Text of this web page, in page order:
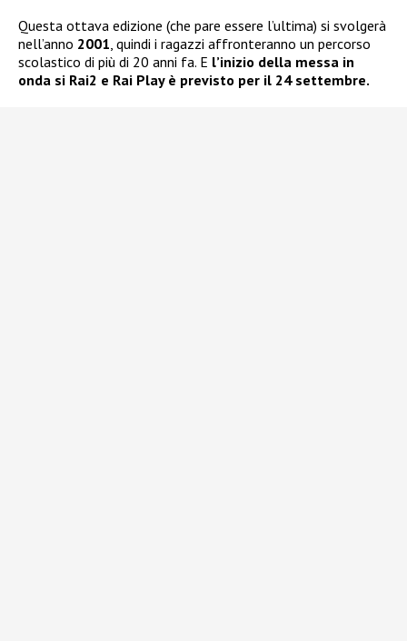
Questa ottava edizione (che pare essere l’ultima) si svolgerà
nell’anno 2001, quindi i ragazzi affronteranno un percorso
scolastico di più di 20 anni fa. E l’inizio della messa in
onda si Rai2 e Rai Play è previsto per il 24 settembre.